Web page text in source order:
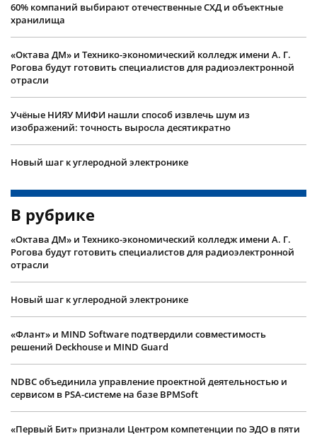
60% компаний выбирают отечественные СХД и объектные
хранилища
«Октава ДМ» и Технико-экономический колледж имени А. Г.
Рогова будут готовить специалистов для радиоэлектронной
отрасли
Учëные НИЯУ МИФИ нашли способ извлечь шум из
изображений: точность выросла десятикратно
Новый шаг к углеродной электронике
В рубрике
«Октава ДМ» и Технико-экономический колледж имени А. Г.
Рогова будут готовить специалистов для радиоэлектронной
отрасли
Новый шаг к углеродной электронике
«Флант» и MIND Software подтвердили совместимость
решений Deckhouse и MIND Guard
NDBC объединила управление проектной деятельностью и
сервисом в PSA-системе на базе BPMSoft
«Первый Бит» признали Центром компетенции по ЭДО в пяти